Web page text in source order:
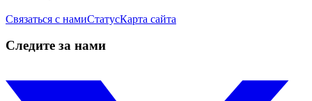
Связаться с намиСтатусКарта сайта
Следите за нами